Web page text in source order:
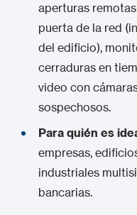
aperturas
puerta de la red
del edificio),
cerraduras en
video con
sospechosos.
Para quién es
empresas,
industriales
bancarias.